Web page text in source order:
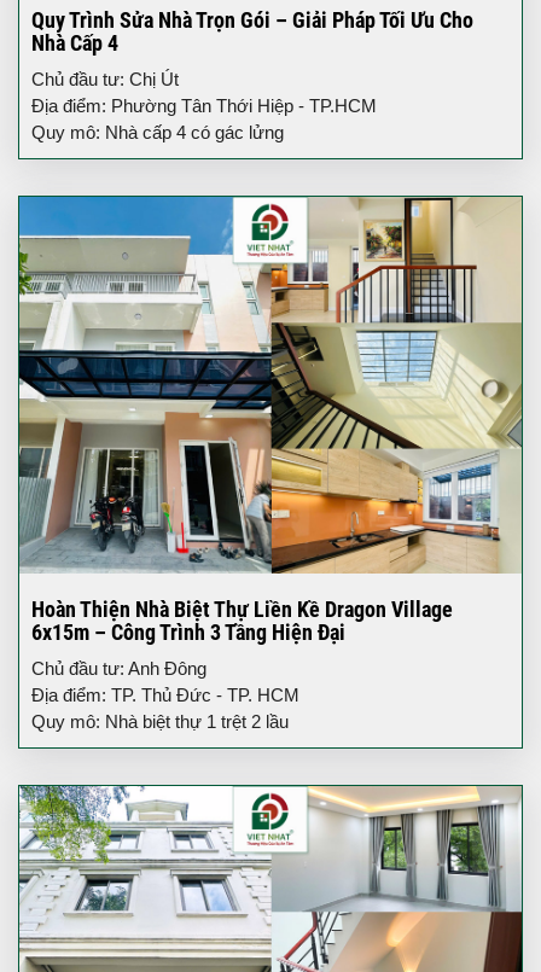
Quy Trình Sửa Nhà Trọn Gói – Giải Pháp Tối Ưu Cho
Nhà Cấp 4
Chủ đầu tư: Chị Út
Địa điểm: Phường Tân Thới Hiệp - TP.HCM
Quy mô: Nhà cấp 4 có gác lửng
Hoàn Thiện Nhà Biệt Thự Liền Kề Dragon Village
6x15m – Công Trình 3 Tầng Hiện Đại
Chủ đầu tư: Anh Đông
Địa điểm: TP. Thủ Đức - TP. HCM
Quy mô: Nhà biệt thự 1 trệt 2 lầu